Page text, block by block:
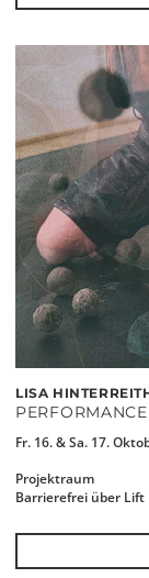
LISA
Fr. 16. & Sa. 17.
Projektraum
Barrierefrei über Lift